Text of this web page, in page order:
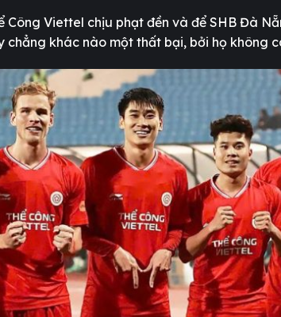
Công Viettel chịu phạt đền và để SHB Đà
chẳng khác nào một thất bại, bởi họ không